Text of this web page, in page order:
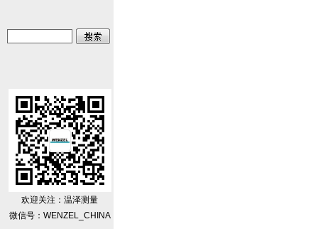
欢迎关注：温泽测量
微信号：WENZEL_CHINA